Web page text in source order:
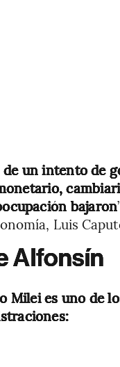
un intento de
bajaron
Luis
Alfonsín
Milei es uno de